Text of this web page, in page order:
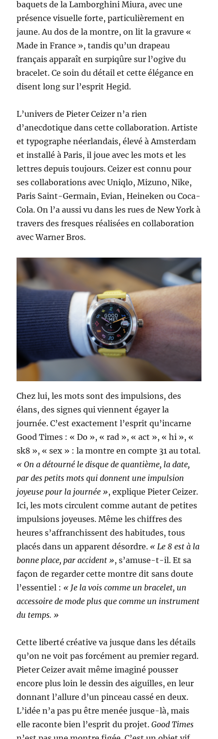
baquets de la Lamborghini Miura, avec une
présence visuelle forte, particulièrement en
jaune. Au dos de la montre, on lit la gravure «
Made in France », tandis qu’un drapeau
français apparaît en surpiqûre sur l’ogive du
bracelet. Ce soin du détail et cette élégance en
disent long sur l’esprit Hegid.
L’univers de Pieter Ceizer n’a rien
d’anecdotique dans cette collaboration. Artiste
et typographe néerlandais, élevé à Amsterdam
et installé à Paris, il joue avec les mots et les
lettres depuis toujours. Ceizer est connu pour
ses collaborations avec Uniqlo, Mizuno, Nike,
Paris Saint-Germain, Evian, Heineken ou Coca-
Cola. On l’a aussi vu dans les rues de New York à
travers des fresques réalisées en collaboration
avec Warner Bros.
Chez lui, les mots sont des impulsions, des
élans, des signes qui viennent égayer la
journée. C’est exactement l’esprit qu’incarne
Good Times : « Do », « rad », « act », « hi », «
sk8 », « sex » : la montre en compte 31 au total.
« On a détourné le disque de quantième, la date,
par des petits mots qui donnent une impulsion
joyeuse pour la journée », explique Pieter Ceizer.
Ici, les mots circulent comme autant de petites
impulsions joyeuses. Même les chiffres des
heures s’affranchissent des habitudes, tous
placés dans un apparent désordre. « Le 8 est à la
bonne place, par accident », s’amuse-t-il. Et sa
façon de regarder cette montre dit sans doute
l’essentiel : « Je la vois comme un bracelet, un
accessoire de mode plus que comme un instrument
du temps. »
Cette liberté créative va jusque dans les détails
qu’on ne voit pas forcément au premier regard.
Pieter Ceizer avait même imaginé pousser
encore plus loin le dessin des aiguilles, en leur
donnant l’allure d’un pinceau cassé en deux.
L’idée n’a pas pu être menée jusque-là, mais
elle raconte bien l’esprit du projet.Good Times